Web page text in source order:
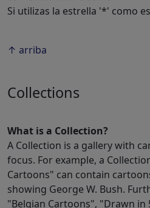
Si utilizas la estrella '*' como
↑ arriba
Collections
What is a Collection?
A Collection is a gallery with
focus. For example, a
Cartoons" can contain
showing George W. Bush.
"Belgian Cartoons", "Drawn